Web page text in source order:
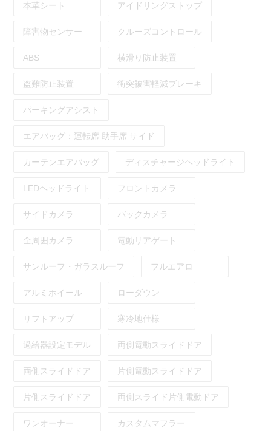
本革シート アイドリングストップ
障害物センサー クルーズコントロール
ABS 横滑り防止装置
盗難防止装置 衝突被害軽減ブレーキ
パーキングアシスト
エアバッグ： 運転席 助手席 サイド
カーテンエアバッグ ディスチャージヘッドライト
LEDヘッドライト フロントカメラ
サイドカメラ バックカメラ
全周囲カメラ 電動リアゲート
サンルーフ・ガラスルーフ フルエアロ
アルミホイール ローダウン
リフトアップ 寒冷地仕様
過給器設定モデル 両側電動スライドドア
両側スライドドア 片側電動スライドドア
片側スライドドア 両側スライド片側電動ドア
ワンオーナー カスタムマフラー